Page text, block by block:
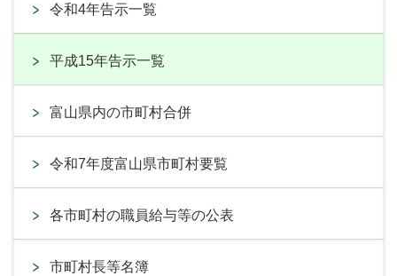
令和4年告示一覧
平成15年告示一覧
富山県内の市町村合併
令和7年度富山県市町村要覧
各市町村の職員給与等の公表
市町村長等名簿